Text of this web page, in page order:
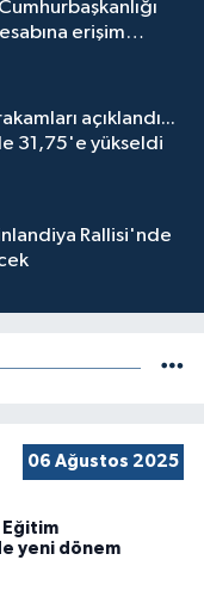
erişim
açıklandı...
31,75'e yükseldi
Rallisi'nde
06 Ağustos 2025
Eğitim
yeni dönem